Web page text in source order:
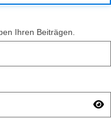
Ihren Beiträgen.